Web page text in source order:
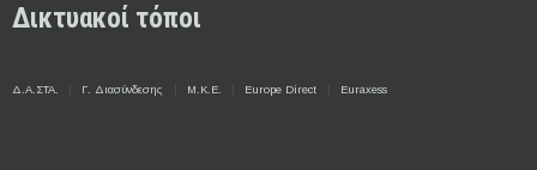
Δικτυακοί τόποι
Δ.Α.ΣΤΑ. Γ. Διασύνδεσης Μ.Κ.Ε. Europe Direct Euraxess